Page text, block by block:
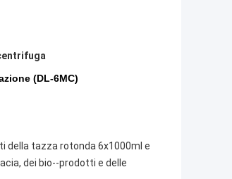
(DL-6MC)
della tazza rotonda 6x1000ml e
dei bio--prodotti e delle